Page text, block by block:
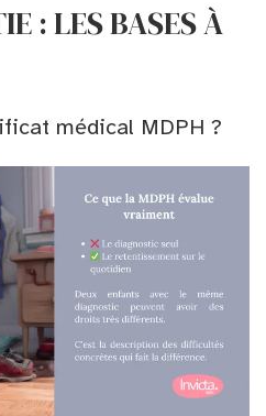
: LES BASES À
médical MDPH ?